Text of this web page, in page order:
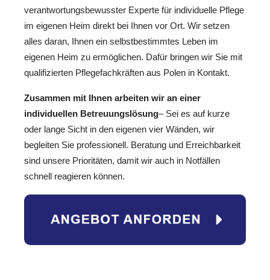
verantwortungsbewusster Experte für individuelle Pflege
im eigenen Heim direkt bei Ihnen vor Ort. Wir setzen
alles daran, Ihnen ein selbstbestimmtes Leben im
eigenen Heim zu ermöglichen. Dafür bringen wir Sie mit
qualifizierten Pflegefachkräften aus Polen in Kontakt.
Zusammen mit Ihnen arbeiten wir an einer
individuellen Betreuungslösung– Sei es auf kurze
oder lange Sicht in den eigenen vier Wänden, wir
begleiten Sie professionell. Beratung und Erreichbarkeit
sind unsere Prioritäten, damit wir auch in Notfällen
schnell reagieren können.